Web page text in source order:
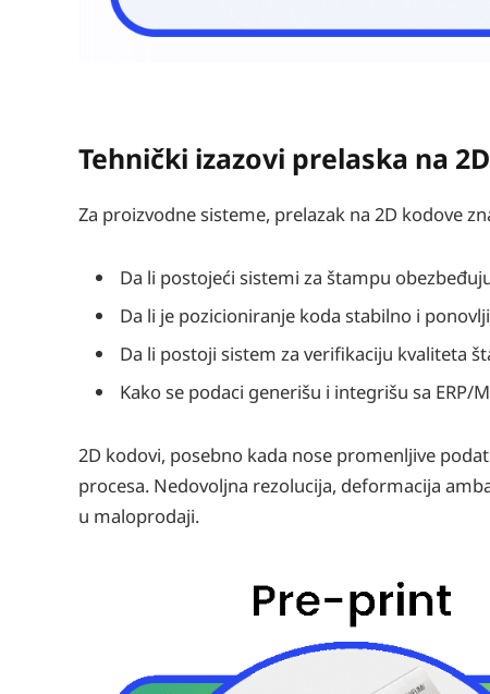
Tehnički izazovi prelaska na
Za proizvodne sisteme, prelazak na 2D kodove
Da li postojeći sistemi za štampu
Da li je pozicioniranje koda stabilno i
Da li postoji sistem za verifikaciju kvaliteta
Kako se podaci generišu i integrišu sa ERP/
2D kodovi, posebno kada nose promenljive
procesa. Nedovoljna rezolucija, deformacija
u maloprodaji.